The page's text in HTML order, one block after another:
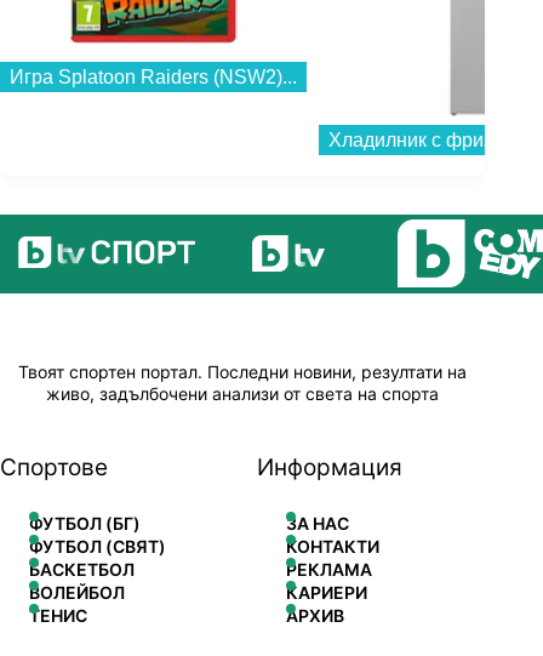
Игра Splatoon Raiders (NSW2)...
Твоят спортен портал. Последни новини, резултати на
живо, задълбочени анализи от света на спорта
Спортове
ФУТБОЛ (БГ)
ФУТБОЛ (СВЯТ)
БАСКЕТБОЛ
ВОЛЕЙБОЛ
ТЕНИС
Информация
ЗА НАС
КОНТАКТИ
РЕКЛАМА
КАРИЕРИ
АРХИВ